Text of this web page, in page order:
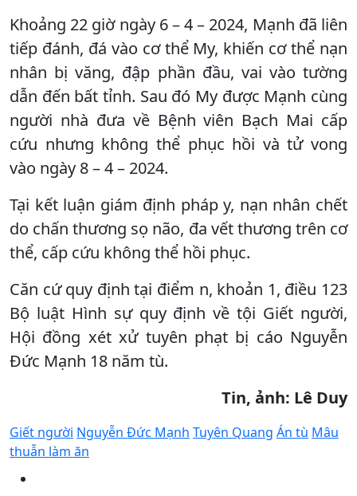
Khoảng 22 giờ ngày 6 – 4 – 2024, Mạnh đã liên
tiếp đánh, đá vào cơ thể My, khiến cơ thể nạn
nhân bị văng, đập phần đầu, vai vào tường
dẫn đến bất tỉnh. Sau đó My được Mạnh cùng
người nhà đưa về Bệnh viên Bạch Mai cấp
cứu nhưng không thể phục hồi và tử vong
vào ngày 8 – 4 – 2024.
Tại kết luận giám định pháp y, nạn nhân chết
do chấn thương sọ não, đa vết thương trên cơ
thể, cấp cứu không thể hồi phục.
Căn cứ quy định tại điểm n, khoản 1, điều 123
Bộ luật Hình sự quy định về tội Giết người,
Hội đồng xét xử tuyên phạt bị cáo Nguyễn
Đức Mạnh 18 năm tù.
Tin, ảnh: Lê Duy
Giết người Nguyễn Đức Mạnh Tuyên Quang Án tù Mâu
thuẫn làm ăn